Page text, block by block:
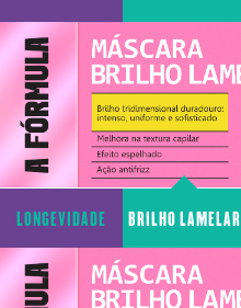
CAPILAR
LONGEVIDADE
CAPILAR
BRILHO LAMELAR